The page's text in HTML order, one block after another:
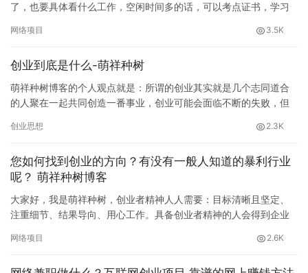
了，也要具体看什么工作，空闲时间多的话，可以考点证书，学习
多，找兼职…
网络项目 3.5K
创业到底是什么-萌祥种树
萌祥种树博客的个人观点就是：所谓的创业其实就是几个志同道合
的人聚在一起共同创造一番事业，创业可能会面临不断的失败，但
到很多…
创业思想 2.3K
您如何找到创业的方向？有没有一般人知道的暴利行业
呢？ 萌祥种树博客
大家好，我是萌祥种树，创业者精神人人需要：目标清晰且坚定、
注重细节、结果导向、用心工作。具备创业者精神的人会得到企业
程…
网络项目 2.6K